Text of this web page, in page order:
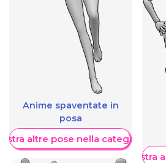
Anime spaventate in
posa
altre pose nella categoria
Mostra